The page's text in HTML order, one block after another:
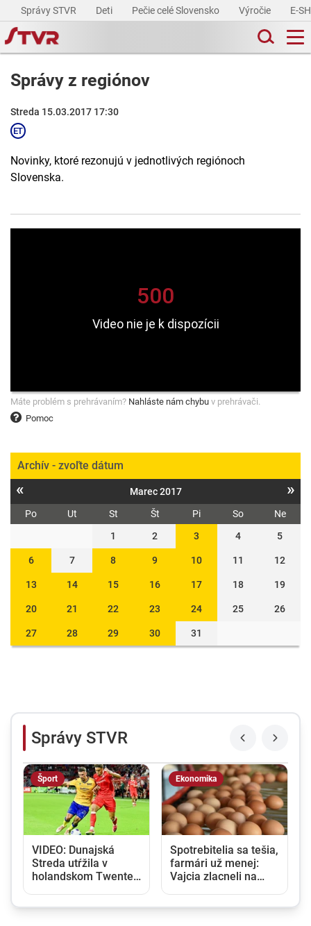
Správy STVR Deti Pečie celé Slovensko Výročie E-
Správy z regiónov
Streda 15.03.2017 17:30
Novinky, ktoré rezonujú v jednotlivých regiónoch
Slovenska.
Pomoc
Máte problém s prehrávaním? Nahláste nám chybu v prehrávači.
Archív - zvoľte dátum
« Marec 2017 »
Po Ut St Št Pi So
Ne
1
2 3 4 5
6 7 8 9 10 11 12
13 14 15 16 17 18 19
20 21 22 23 24 25 26
27 28 29 30 31
Správy STVR
Šport
VIDEO: Dunajská
Streda utŕžila v
holandskom Twente
Ekonomika
Spotrebitelia sa tešia,
farmári už menej:
Vajcia zlacneli na